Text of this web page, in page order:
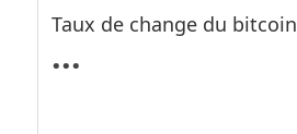
Taux de change du bitcoin
...